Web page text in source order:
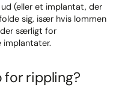
(eller et implantat, der
sig, især hvis lommen
særligt for
implantater.
for rippling?